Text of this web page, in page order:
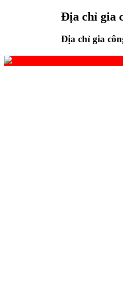
Địa chỉ gia
Địa chỉ gia công